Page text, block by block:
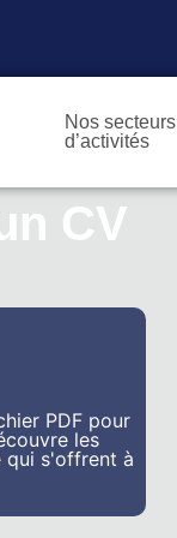
Nos secteurs
d’activités
CV
PDF pour
les
qui s'offrent à